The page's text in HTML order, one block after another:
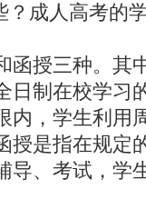
成人高考的
函授三种。
日制在校学
内，学生利用
是指在规定
导、考试，学